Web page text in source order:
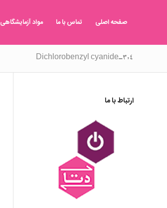
صفحه اصلی تماس با ما مواد آزمایشگاهی
۳,۴-Dichlorobenzyl cyanide
ارتباط با ما